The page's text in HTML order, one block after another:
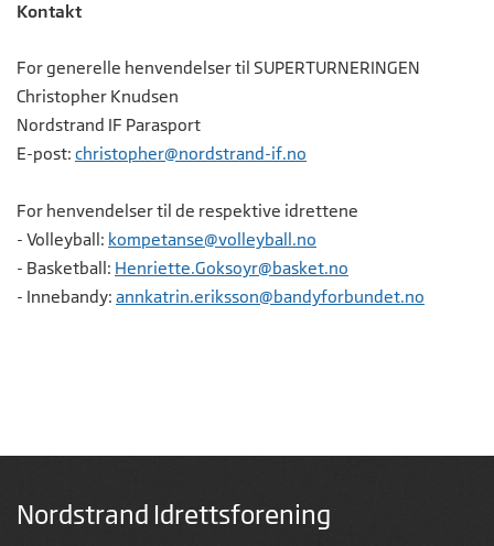
Kontakt
For generelle henvendelser til SUPERTURNERINGEN
Christopher Knudsen
Nordstrand IF Parasport
E-post: christopher@nordstrand-if.no
For henvendelser til de respektive idrettene
- Volleyball: kompetanse@volleyball.no
- Basketball: Henriette.Goksoyr@basket.no
- Innebandy: annkatrin.eriksson@bandyforbundet.no
Nordstrand Idrettsforening